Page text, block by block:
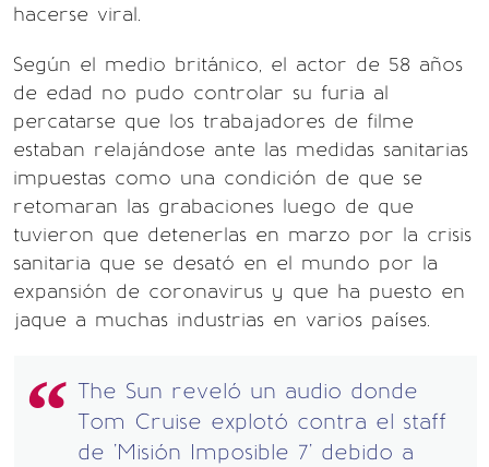
hacerse viral.
Según el medio británico, el actor de 58 años
de edad no pudo controlar su furia al
percatarse que los trabajadores de filme
estaban relajándose ante las medidas sanitarias
impuestas como una condición de que se
retomaran las grabaciones luego de que
tuvieron que detenerlas en marzo por la crisis
sanitaria que se desató en el mundo por la
expansión de coronavirus y que ha puesto en
jaque a muchas industrias en varios países.
The Sun reveló un audio donde
Tom Cruise explotó contra el staff
de 'Misión Imposible 7' debido a